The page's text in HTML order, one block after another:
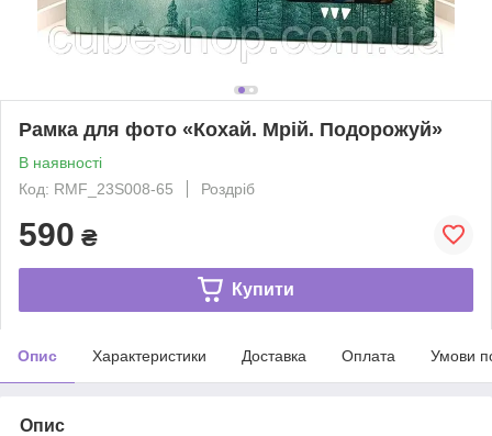
Рамка для фото «Кохай. Мрій. Подорожуй»
В наявності
Код: RMF_23S008-65
Роздріб
590 ₴
Купити
Опис Характеристики Доставка Оплата Умови
Опис